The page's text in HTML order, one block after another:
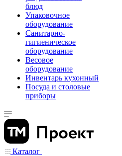
блюд
Упаковочное
оборудование
Санитарно-
гигиеническое
оборудование
Весовое
оборудование
Инвентарь кухонный
Посуда и столовые
приборы
Каталог